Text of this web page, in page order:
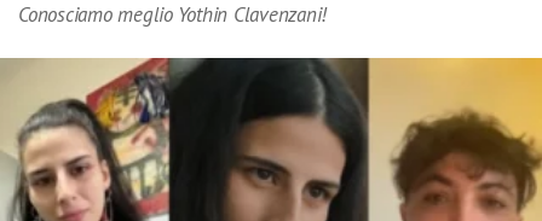
Conosciamo meglio Yothin Clavenzani!